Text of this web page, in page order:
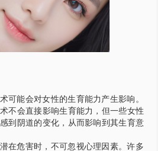
可能会对女性的生育能力产生影响。
不会直接影响生育能力，但一些女性
到阴道的变化，从而影响到其生育意
在危害时，不可忽视心理因素。许多